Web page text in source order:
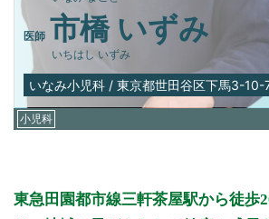
医師 市橋 いずみ
いちはし いずみ
いなみ小児科 / 東京都世田谷区下馬3-10-
小児科
東急田園都市線三軒茶屋駅から徒歩